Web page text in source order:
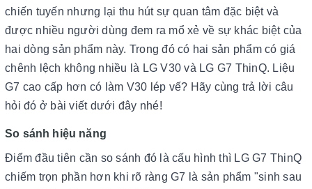
chiến tuyến nhưng lại thu hút sự quan tâm đặc biệt và
được nhiều người dùng đem ra mổ xẻ về sự khác biệt của
hai dòng sản phẩm này. Trong đó có hai sản phẩm có giá
chênh lệch không nhiều là LG V30 và LG G7 ThinQ. Liệu
G7 cao cấp hơn có làm V30 lép vế? Hãy cùng trả lời câu
hỏi đó ở bài viết dưới đây nhé!
So sánh hiệu năng
Điểm đầu tiên cần so sánh đó là cấu hình thì LG G7 ThinQ
chiếm trọn phần hơn khi rõ ràng G7 là sản phẩm "sinh sau